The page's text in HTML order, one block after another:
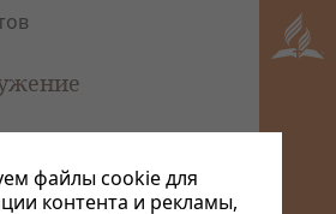
файлы cookie для
контента и рекламы,